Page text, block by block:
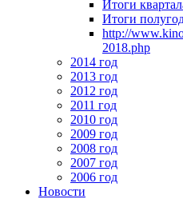
Итоги
Итоги
http://
2018.php
2014 год
2013 год
2012 год
2011 год
2010 год
2009 год
2008 год
2007 год
2006 год
Новости